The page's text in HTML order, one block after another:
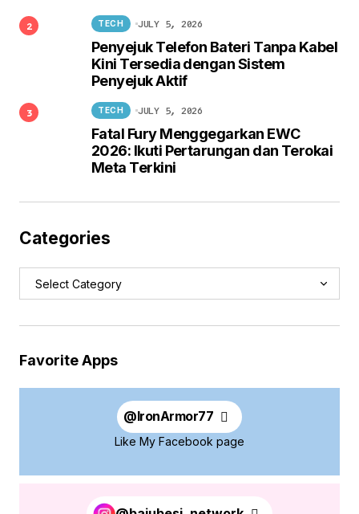
Penyejuk Telefon Bateri Tanpa Kabel
Kini Tersedia dengan Sistem
Penyejuk Aktif
TECH JULY 5, 2026
Fatal Fury Menggegarkan EWC
2026: Ikuti Pertarungan dan Terokai
Meta Terkini
TECH JULY 5, 2026
Categories
Favorite Apps
@IronArmor77
Like My Facebook page